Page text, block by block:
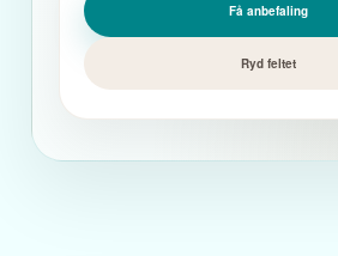
Få anbefaling
Ryd feltet